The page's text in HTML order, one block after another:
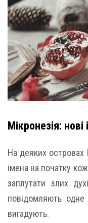
Мікронезія:
На деяких островах
імена на початку
заплутати злих
повідомляють одне
вигадують.